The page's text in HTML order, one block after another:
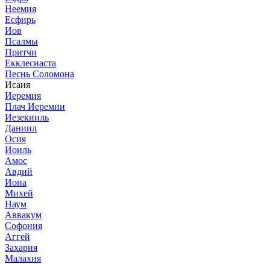
Неемия
Есфирь
Иов
Псалмы
Притчи
Екклесиаста
Песнь Соломона
Исаия
Иеремия
Плач Иеремии
Иезекииль
Даниил
Осия
Иоиль
Амос
Авдий
Иона
Михей
Наум
Аввакум
Софония
Аггей
Захария
Малахия